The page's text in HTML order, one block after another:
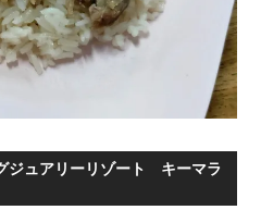
ジュアリーリゾート キーマラ